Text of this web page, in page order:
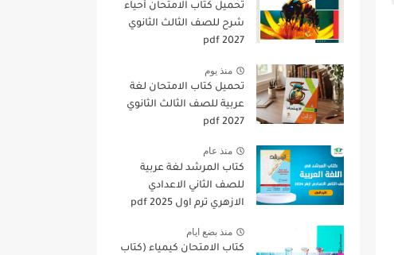
تحميل كتاب الامتحان أحياء
شرح للصف الثالث الثانوي
2027 pdf
منذ يوم
تحميل كتاب الامتحان لغة
عربية للصف الثالث الثانوي
2027 pdf
منذ عام
كتاب المرشد لغة عربية
للصف الثاني الاعدادي
الازهري ترم اول 2025 pdf
منذ بضع ايام
كتاب الامتحان كيمياء (كتاب